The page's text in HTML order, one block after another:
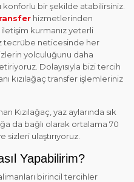
bir şekilde atabilirsiniz.
hizmetlerinden
kurmanız yeterli
tecrübe neticesinde her
yolculuğunu daha
Dolayısıyla bizi tercih
kızılağaç transfer işlemleriniz
Kızılağaç, yaz aylarında sık
da bağlı olarak ortalama 70
sizleri ulaştırıyoruz.
Yapabilirim?
birincil tercihler